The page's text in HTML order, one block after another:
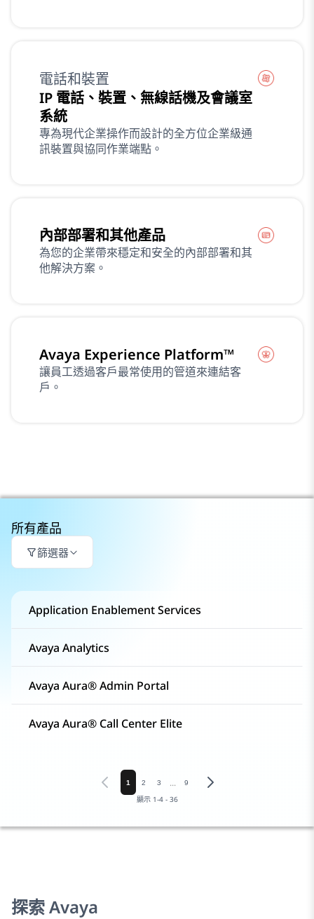
電話和裝置
IP 電話、裝置、無線話機及會議室
系統
專為現代企業操作而設計的全方位企業級通
訊裝置與協同作業端點。
內部部署和其他產品
為您的企業帶來穩定和安全的內部部署和其
他解決方案。
Avaya Experience Platform™
讓員工透過客戶最常使用的管道來連結客
戶。
所有產品
篩選器
Application Enablement Services
Avaya Analytics
Avaya Aura® Admin Portal
Avaya Aura® Call Center Elite
顯示 1-4- 36
1 2 3 ... 9
探索 Avaya